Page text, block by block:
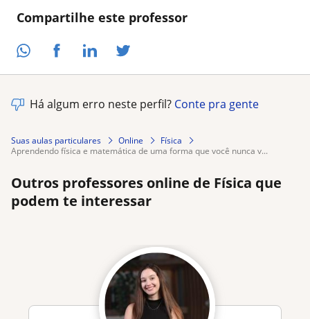
Compartilhe este professor
Há algum erro neste perfil? Conte pra gente
Suas aulas particulares Online
Física
aprendendo física e matemática de uma forma que você nunca v...
Outros professores online de Física que
podem te interessar